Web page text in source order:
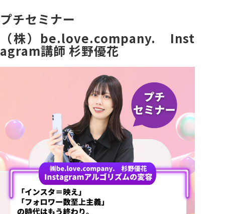
プチセミナー
（株）be.love.company. Inst
agram講師 杉野優花